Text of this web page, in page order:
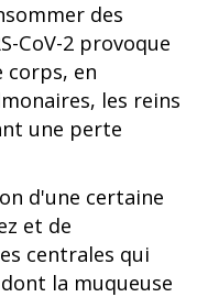
des
CoV-2 provoque
corps, en
les reins
une perte
d'une certaine
et de
centrales qui
la muqueuse